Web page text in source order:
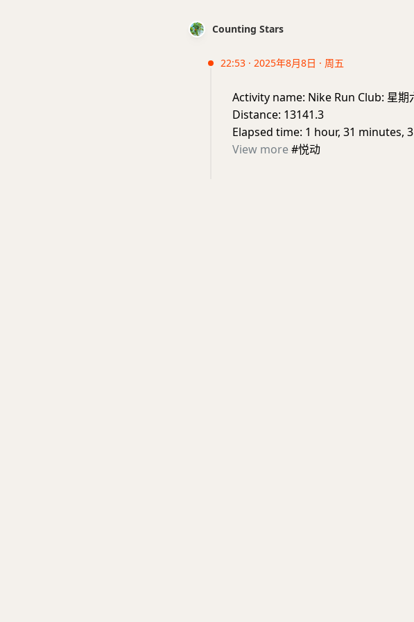
Counting Stars
22:53 · 2025年8月8日 · 周五
Activity name: Nike Run Club: 星期
Distance: 13141.3
Elapsed time: 1 hour, 31 minutes,
View more#悦动